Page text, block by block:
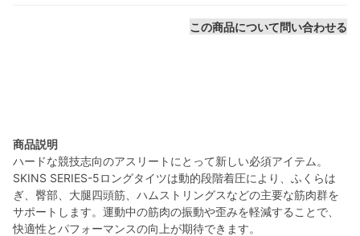
この商品について問い合わせる
商品説明
ハードな競技志向のアスリートにとって新しい必須アイテム。
SKINS SERIES-5ロングタイツは動的段階着圧により、ふくらは
ぎ、臀部、大腿四頭筋、ハムストリングスなどの主要な筋肉群を
サポートします。運動中の筋肉の振動や歪みを軽減することで、
快適性とパフォーマンスの向上が期待できます。